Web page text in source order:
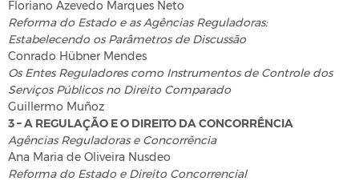
Floriano Azevedo Marques Neto
Reforma do Estado e as Agências Reguladoras:
Estabelecendo os Parâmetros de Discussão
Conrado Hübner Mendes
Os Entes Reguladores como Instrumentos de Controle dos
Serviços Públicos no Direito Comparado
Guillermo Muñoz
3 – A REGULAÇÃO E O DIREITO DA CONCORRÊNCIA
Agências Reguladoras e Concorrência
Ana Maria de Oliveira Nusdeo
Reforma do Estado e Direito Concorrencial